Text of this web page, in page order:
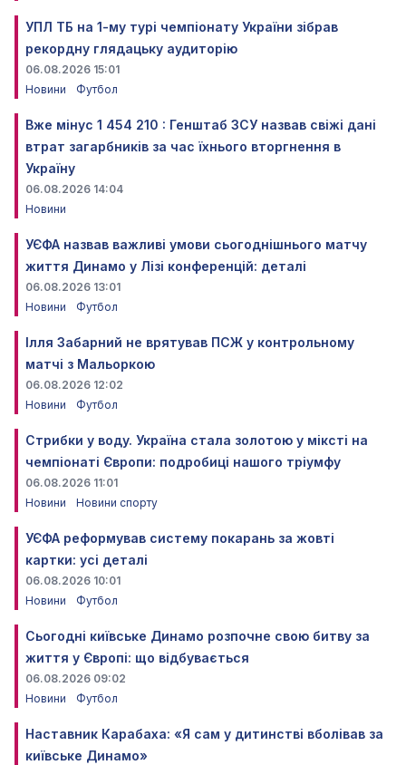
УПЛ ТБ на 1-му турі чемпіонату України зібрав
рекордну глядацьку аудиторію
06.08.2026 15:01
Новини
Футбол
Вже мінус 1 454 210 : Генштаб ЗСУ назвав свіжі дані
втрат загарбників за час їхнього вторгнення в
Україну
06.08.2026 14:04
Новини
УЄФА назвав важливі умови сьогоднішнього матчу
життя Динамо у Лізі конференцій: деталі
06.08.2026 13:01
Новини
Футбол
Ілля Забарний не врятував ПСЖ у контрольному
матчі з Мальоркою
06.08.2026 12:02
Новини
Футбол
Стрибки у воду. Україна стала золотою у міксті на
чемпіонаті Європи: подробиці нашого тріумфу
06.08.2026 11:01
Новини
Новини спорту
УЄФА реформував систему покарань за жовті
картки: усі деталі
06.08.2026 10:01
Новини
Футбол
Сьогодні київське Динамо розпочне свою битву за
життя у Європі: що відбувається
06.08.2026 09:02
Новини
Футбол
Наставник Карабаха: «Я сам у дитинстві вболівав за
київське Динамо»